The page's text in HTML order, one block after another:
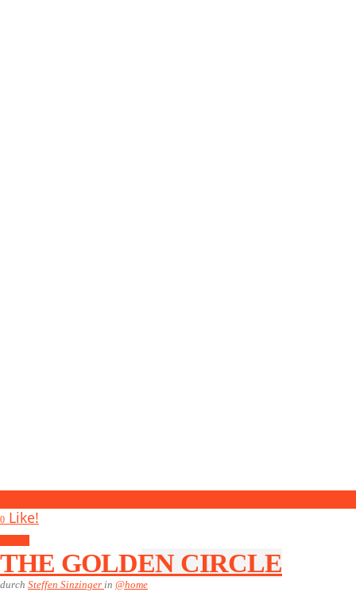
0 Like!
THE GOLDEN CIRCLE
durch Steffen Sinzinger in @home